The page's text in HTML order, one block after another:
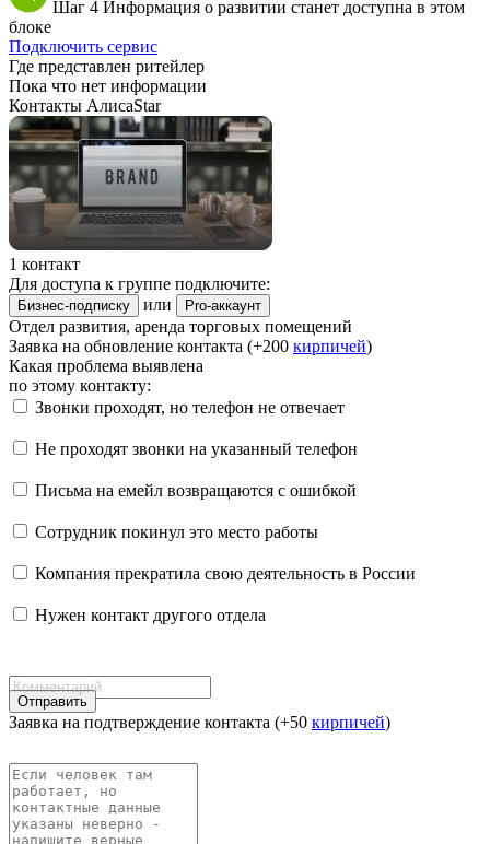
Шаг 4 Информация о развитии станет доступна в этом
блоке
Подключить сервис
Где представлен ритейлер
Пока что нет информации
Контакты АлисаStar
1 контакт
Для доступа к группе подключите:
Бизнес-подписку или Pro-аккаунт
Отдел развития, аренда торговых помещений
Заявка на обновление контакта (+200 кирпичей)
Какая проблема выявлена
по этому контакту:
Звонки проходят, но телефон не отвечает
Не проходят звонки на указанный телефон
Письма на емейл возвращаются с ошибкой
Сотрудник покинул это место работы
Компания прекратила свою деятельность в России
Нужен контакт другого отдела
Отправить
Заявка на подтверждение контакта (+50 кирпичей)